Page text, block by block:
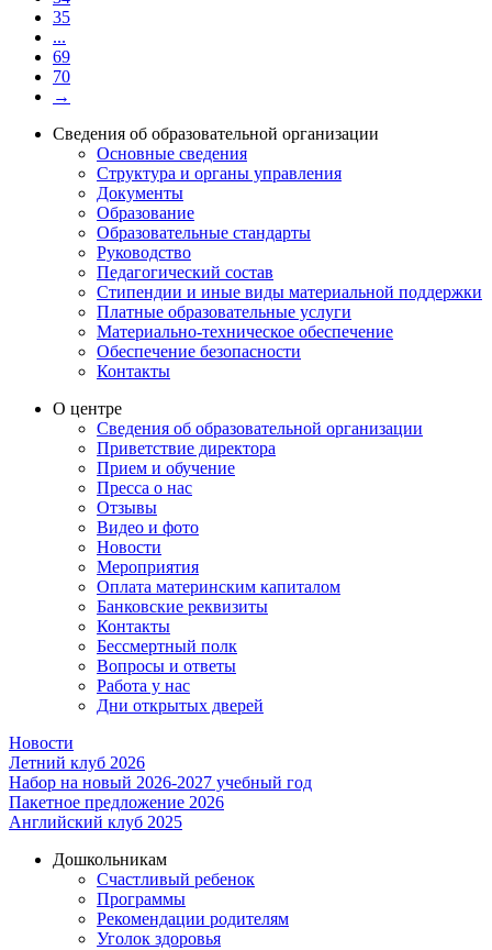
35
...
69
70
→
Сведения об образовательной организации
Основные сведения
Структура и органы управления
Документы
Образование
Образовательные стандарты
Руководство
Педагогический состав
Стипендии и иные виды материальной поддержки
Платные образовательные услуги
Материально-техническое обеспечение
Обеспечение безопасности
Контакты
О центре
Сведения об образовательной организации
Приветствие директора
Прием и обучение
Пресса о нас
Отзывы
Видео и фото
Новости
Мероприятия
Оплата материнским капиталом
Банковские реквизиты
Контакты
Бессмертный полк
Вопросы и ответы
Работа у нас
Дни открытых дверей
Новости
Летний клуб 2026
Набор на новый 2026-2027 учебный год
Пакетное предложение 2026
Английский клуб 2025
Дошкольникам
Счастливый ребенок
Программы
Рекомендации родителям
Уголок здоровья